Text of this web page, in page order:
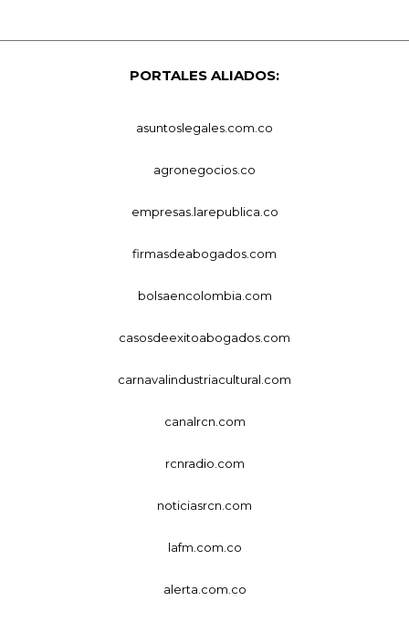
PORTALES ALIADOS:
asuntoslegales.com.co
agronegocios.co
empresas.larepublica.co
firmasdeabogados.com
bolsaencolombia.com
casosdeexitoabogados.com
carnavalindustriacultural.com
canalrcn.com
rcnradio.com
noticiasrcn.com
lafm.com.co
alerta.com.co